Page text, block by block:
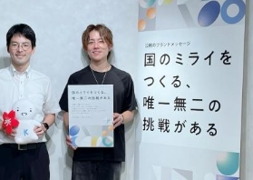
と、彼は20年近く交際している彼女
れました。突然すぎてビックリし
ございますと伝えましたが、時間が
望感、彼からの裏切りのような気持
に男性を呼び出し、私や彼女に不誠
た。今後、プライベートな話はしな
話しかしておらず、職場の雰囲気は
地が悪くなっています。